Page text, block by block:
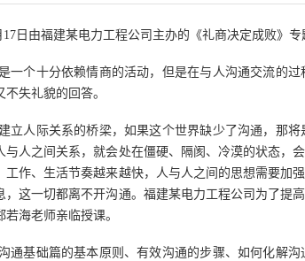
17 日 由福建某电力工程公司主办的《礼商决定成败》专
一个十分依赖情商的活动，但是在与人沟通交流的
不失礼貌的回答。
立人际关系的桥梁，如果这个世界缺少了沟通，那
与人之间关系，就会处在僵硬、隔阂、冷漠的状态，
工作、生活节奏越来越快，人与人之间的思想需要加
，这一切都离不开沟通。福建某电力工程公司 为了提高
若海老师亲临授课。
通基础篇的基本原则、有效沟通的步骤、如何化解